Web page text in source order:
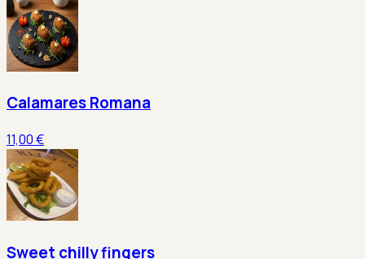
Calamares Romana
11,00 €
Sweet chilly fingers